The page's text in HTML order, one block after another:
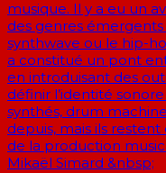
musique. Il y a eu un
des genres émergents
synthwave ou le hip-
a constitué un pont
en introduisant des
définir l’identité
synthés, drum
depuis, mais ils
de la production
Mikaël Simard &nbsp;